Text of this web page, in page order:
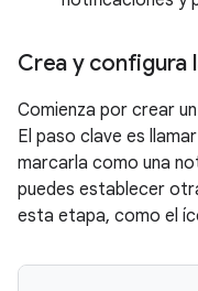
Crea y configura
Comienza por crear un
El paso clave es
marcarla como una
puedes establecer
esta etapa, como el